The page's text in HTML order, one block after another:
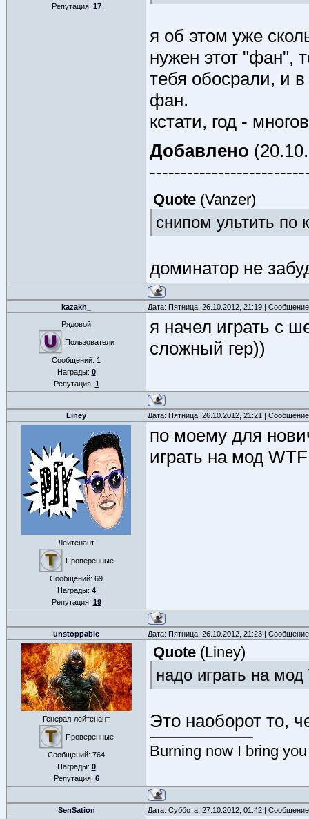
Репутация: 17
я об этом уже
нужен этот "фан",
тебя обосрали, и
фан.
кстати, год -
Добавлено
Quote (Vanzer)
снипом ультить по
доминатор не
kazakh_ Дата: Пятница, 26.10.2012, 21:19 |
Рядовой
Пользователи
Сообщений: 1
Награды: 0
Репутация: 1
я начел играть с
сложный гер))
Liney Дата: Пятница, 26.10.2012, 21:21 |
Лейтенант
Проверенные
Сообщений: 69
Награды: 4
Репутация: 19
по моему для
играть на мод
unstoppable Дата: Пятница, 26.10.2012, 21:23 |
Генерал-лейтенант
Проверенные
Сообщений: 764
Награды: 0
Репутация: 6
Quote (Liney)
надо играть на
Это наоборот то,
Burning now I bring
SenSation Дата: Суббота, 27.10.2012, 01:42 |